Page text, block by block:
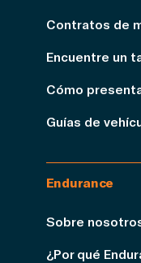
Contratos de
Encuentre un
Cómo
Guías de
Endurance
Sobre
¿Por qué